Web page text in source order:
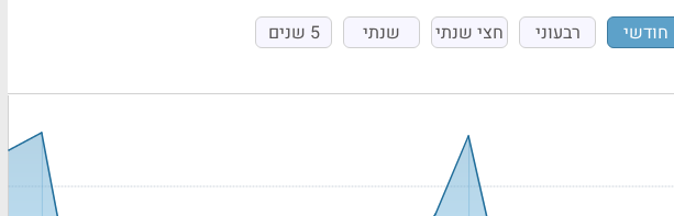
חודשי רבעוני חצי שנתי שנתי 5 שנים